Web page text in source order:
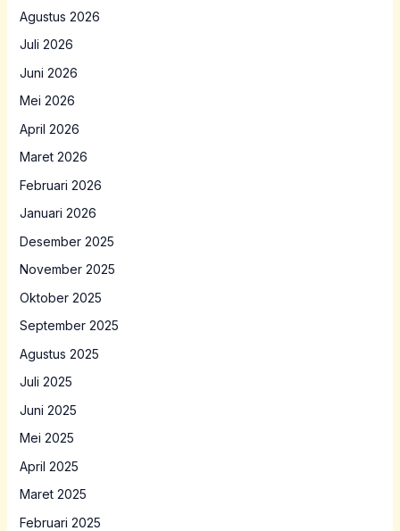
Agustus 2026
Juli 2026
Juni 2026
Mei 2026
April 2026
Maret 2026
Februari 2026
Januari 2026
Desember 2025
November 2025
Oktober 2025
September 2025
Agustus 2025
Juli 2025
Juni 2025
Mei 2025
April 2025
Maret 2025
Februari 2025